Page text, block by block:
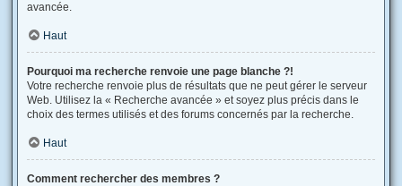
avancée.
Haut
Pourquoi ma recherche renvoie une page blanche ?!
Votre recherche renvoie plus de résultats que ne peut gérer le serveur
Web. Utilisez la « Recherche avancée » et soyez plus précis dans le
choix des termes utilisés et des forums concernés par la recherche.
Haut
Comment rechercher des membres ?